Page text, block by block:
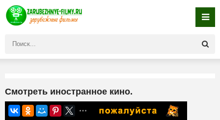
Смотреть иностранное кино.